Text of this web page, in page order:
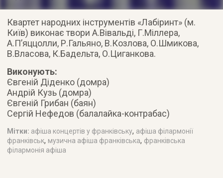
Квартет народних інструментів «Лабіринт» (м.
Київ) виконає твори А.Вівальді, Г.Міллера,
А.П’яццолли, Р.Гальяно, В.Козлова, О.Шмикова,
В.Власова, К.Бадельта, О.Циганкова.
Виконують:
Євгеній Діденко (домра)
Андрій Кузь (домра)
Євгеній Грибан (баян)
Сергій Нефедов (балалайка-контрабас)
Мітки: афіша концертів у франківську, афіша філармонії
франківськ, музична афіша франківська, франківська
філармонія афіша